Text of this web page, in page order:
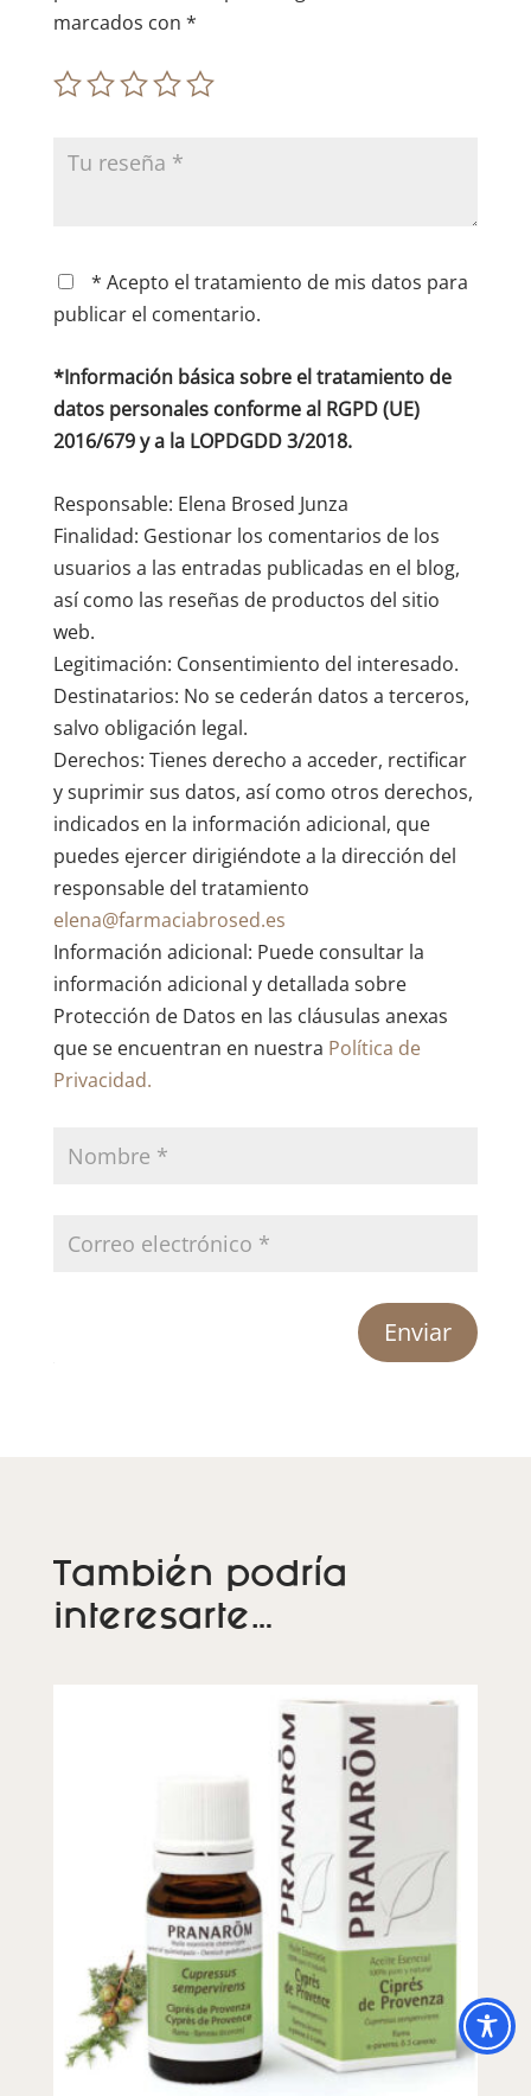
marcados con *
* Acepto el tratamiento de mis datos para
publicar el comentario.
*Información básica sobre el tratamiento de
datos personales conforme al RGPD (UE)
2016/679 y a la LOPDGDD 3/2018.
Responsable: Elena Brosed Junza
Finalidad: Gestionar los comentarios de los
usuarios a las entradas publicadas en el blog,
así como las reseñas de productos del sitio
web.
Legitimación: Consentimiento del interesado.
Destinatarios: No se cederán datos a terceros,
salvo obligación legal.
Derechos: Tienes derecho a acceder, rectificar
y suprimir sus datos, así como otros derechos,
indicados en la información adicional, que
puedes ejercer dirigiéndote a la dirección del
responsable del tratamiento
elena@farmaciabrosed.es
Información adicional: Puede consultar la
información adicional y detallada sobre
Protección de Datos en las cláusulas anexas
que se encuentran en nuestra Política de
Privacidad.
Enviar
También podría
interesarte…